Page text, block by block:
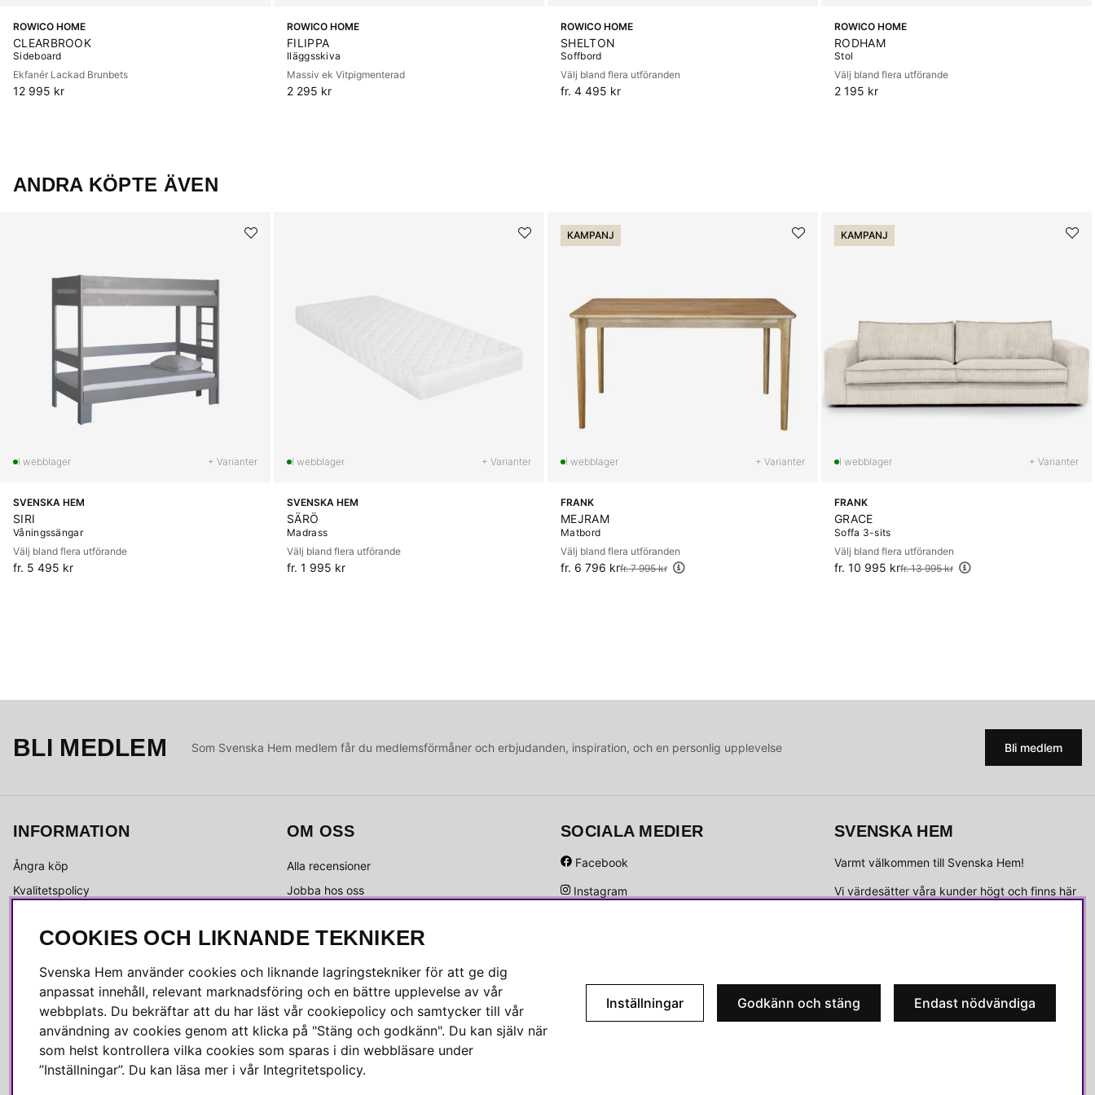
ROWICO HOME
CLEARBROOK
Sideboard
Ekfanér Lackad Brunbets
12 995 kr
ROWICO HOME
FILIPPA
Iläggsskiva
Massiv ek Vitpigmenterad
2 295 kr
ROWICO HOME
SHELTON
Soffbord
Välj bland flera utföranden
fr. 4 495 kr
ROWICO HOME
RODHAM
Stol
Välj bland flera utförande
2 195 kr
ANDRA KÖPTE ÄVEN
+ Varianter
SVENSKA HEM
SIRI
Våningssängar
Välj bland flera utförande
fr. 5 495 kr
+ Varianter
SVENSKA HEM
SÄRÖ
Madrass
Välj bland flera utförande
fr. 1 995 kr
KAMPANJ
+ Varianter
FRANK
MEJRAM
Matbord
Välj bland flera utföranden
fr. 6 796 kr
Ordinarie pris:fr. 7 995 kr
KAMPANJ
+ Varianter
FRANK
GRACE
Soffa 3-sits
Välj bland flera utföranden
fr. 10 995 kr
Ordinarie pris:fr. 13 995 kr
BLI MEDLEM Som Svenska Hem medlem får du medlemsförmåner och erbjudanden, inspiration, och en personlig upplevelse Bli medlem
INFORMATION
Ångra köp
Kvalitetspolicy
Köpvillkor
Reklamation & retur
Skötselråd
OM OSS
Alla recensioner
Jobba hos oss
Kundservice
Press & media
SOCIALA MEDIER
Facebook
Instagram
SVENSKA HEM
Varmt välkommen till Svenska Hem!
Vi värdesätter våra kunder högt och finns här
Våra butiker
COOKIES OCH LIKNANDE TEKNIKER
Svenska Hem använder cookies och liknande lagringstekniker för att ge dig
anpassat innehåll, relevant marknadsföring och en bättre upplevelse av vår
webbplats. Du bekräftar att du har läst vår cookiepolicy och samtycker till vår
användning av cookies genom att klicka på "Stäng och godkänn". Du kan själv när
som helst kontrollera vilka cookies som sparas i din webbläsare under
”Inställningar”. Du kan läsa mer i vår Integritetspolicy.
Inställningar Godkänn och stäng Endast nödvändiga